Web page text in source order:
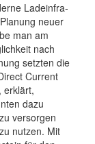
Lade­infra­
neuer
man am
nach
setzten die
Current
erklärt,
dazu
versorgen
nutzen. Mit